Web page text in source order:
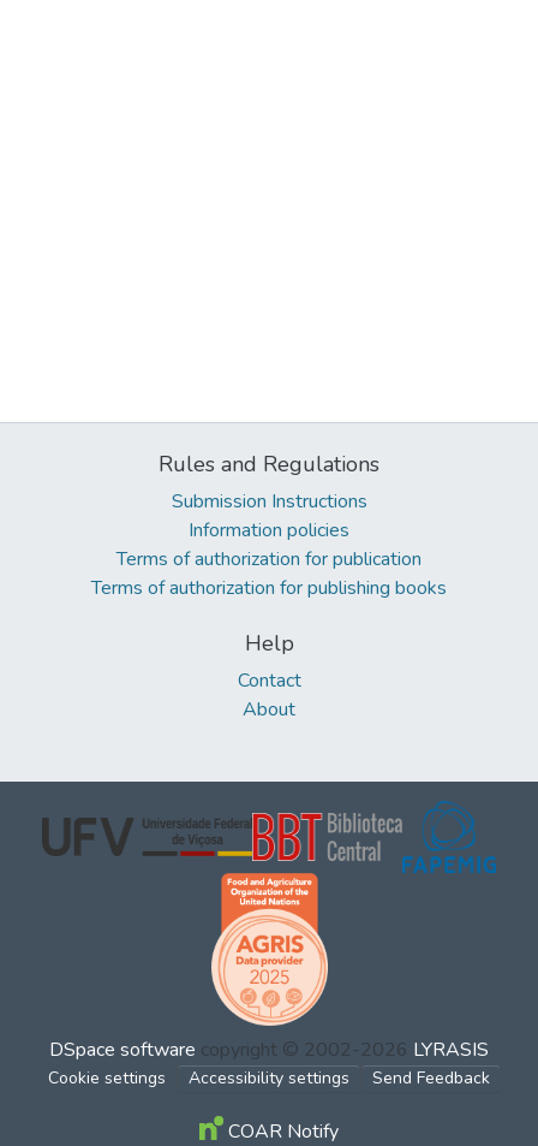
Rules and Regulations
Submission Instructions
Information policies
Terms of authorization for publication
Terms of authorization for publishing books
Help
Contact
About
DSpace software copyright © 2002-2026 LYRASIS
Cookie settings Accessibility settings Send Feedback
COAR Notify